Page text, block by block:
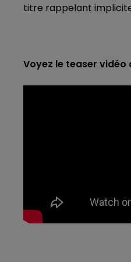
titre rappelant
Voyez le teaser vidéo